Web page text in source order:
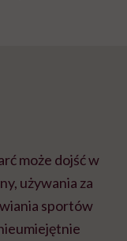
może dojść w
używania za
sportów